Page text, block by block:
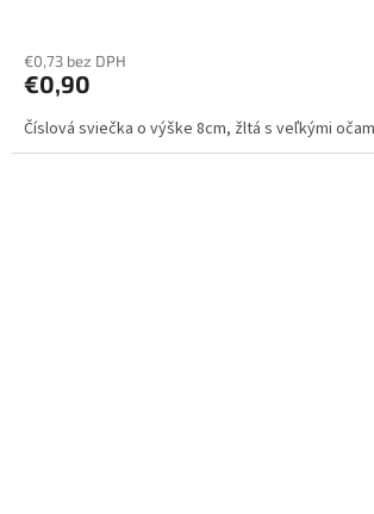
€0,73 bez DPH
€0,90
Číslová sviečka o výške 8cm, žltá s veľkými